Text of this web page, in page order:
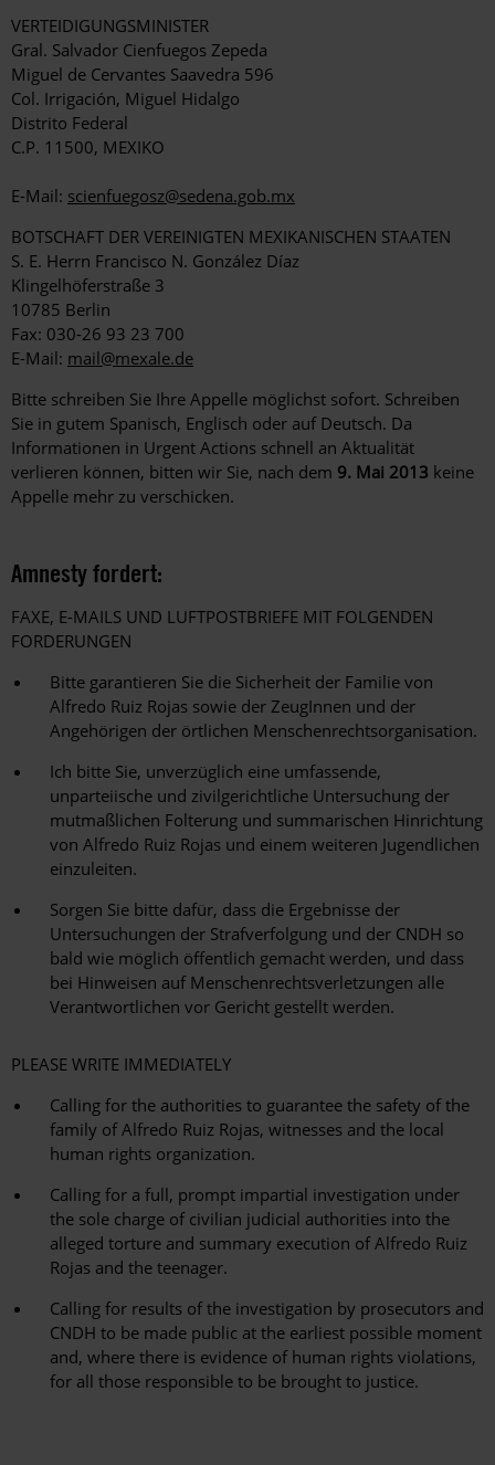
VERTEIDIGUNGSMINISTER
Gral. Salvador Cienfuegos Zepeda
Miguel de Cervantes Saavedra 596
Col. Irrigación, Miguel Hidalgo
Distrito Federal
C.P. 11500, MEXIKO
E-Mail: scienfuegosz@sedena.gob.mx
BOTSCHAFT DER VEREINIGTEN MEXIKANISCHEN STAATEN
S. E. Herrn Francisco N. González Díaz
Klingelhöferstraße 3
10785 Berlin
Fax: 030-26 93 23 700
E-Mail: mail@mexale.de
Bitte schreiben Sie Ihre Appelle möglichst sofort. Schreiben
Sie in gutem Spanisch, Englisch oder auf Deutsch. Da
Informationen in Urgent Actions schnell an Aktualität
verlieren können, bitten wir Sie, nach dem 9. Mai 2013 keine
Appelle mehr zu verschicken.
Amnesty fordert:
FAXE, E-MAILS UND LUFTPOSTBRIEFE MIT FOLGENDEN
FORDERUNGEN
Bitte garantieren Sie die Sicherheit der Familie von
Alfredo Ruiz Rojas sowie der ZeugInnen und der
Angehörigen der örtlichen Menschenrechtsorganisation.
Ich bitte Sie, unverzüglich eine umfassende,
unparteiische und zivilgerichtliche Untersuchung der
mutmaßlichen Folterung und summarischen Hinrichtung
von Alfredo Ruiz Rojas und einem weiteren Jugendlichen
einzuleiten.
Sorgen Sie bitte dafür, dass die Ergebnisse der
Untersuchungen der Strafverfolgung und der CNDH so
bald wie möglich öffentlich gemacht werden, und dass
bei Hinweisen auf Menschenrechtsverletzungen alle
Verantwortlichen vor Gericht gestellt werden.
PLEASE WRITE IMMEDIATELY
Calling for the authorities to guarantee the safety of the
family of Alfredo Ruiz Rojas, witnesses and the local
human rights organization.
Calling for a full, prompt impartial investigation under
the sole charge of civilian judicial authorities into the
alleged torture and summary execution of Alfredo Ruiz
Rojas and the teenager.
Calling for results of the investigation by prosecutors and
CNDH to be made public at the earliest possible moment
and, where there is evidence of human rights violations,
for all those responsible to be brought to justice.